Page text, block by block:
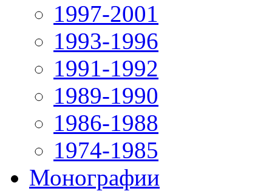
1997-2001
1993-1996
1991-1992
1989-1990
1986-1988
1974-1985
Монографии